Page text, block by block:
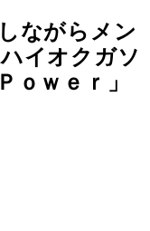
ながらメン
イオクガソ
ｗｅｒ」